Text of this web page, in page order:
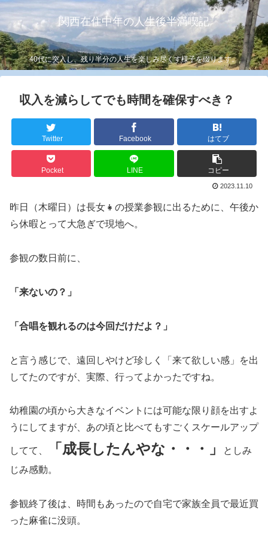
関西在住中年の人生後半満喫記
40代に突入し、残り半分の人生を楽しみ尽くす様子を綴ります。
収入を減らしてでも時間を確保すべき？
Twitter Facebook はてブ
Pocket LINE コピー
2023.11.10
昨日（木曜日）は長女👧の授業参観に出るために、午後か
ら休暇とって大急ぎで現地へ。
参観の数日前に、
「来ないの？」
「合唱を観れるのは今回だけだよ？」
と言う感じで、遠回しやけど珍しく「来て欲しい感」を出
してたのですが、実際、行ってよかったですね。
幼稚園の頃から大きなイベントには可能な限り顔を出すよ
うにしてますが、あの頃と比べてもすごくスケールアップ
してて、 「成長したんやな・・・」
としみ
じみ感動。
参観終了後は、時間もあったので自宅で家族全員で最近買
った麻雀に没頭。